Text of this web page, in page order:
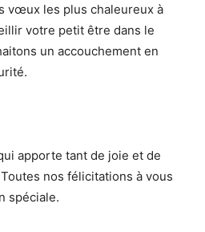
vœux les plus chaleureux à
votre petit être dans le
un accouchement en
apporte tant de joie et de
nos félicitations à vous
spéciale.